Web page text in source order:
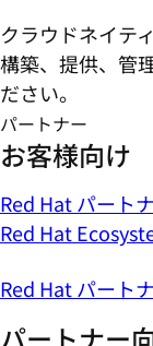
クラウドネイテ
構築、提供、管
ださい。
パートナー
お客様向け
Red Hat パート
Red Hat
Red Hat パート
パートナー